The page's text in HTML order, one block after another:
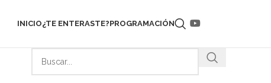
INICIO¿TE ENTERASTE?PROGRAMACIÓN